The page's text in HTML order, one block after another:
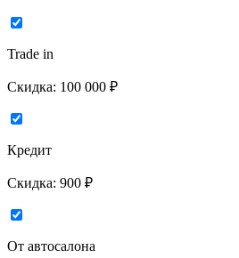
Trade in
Скидка: 100 000 ₽
Кредит
Скидка: 900 ₽
От автосалона